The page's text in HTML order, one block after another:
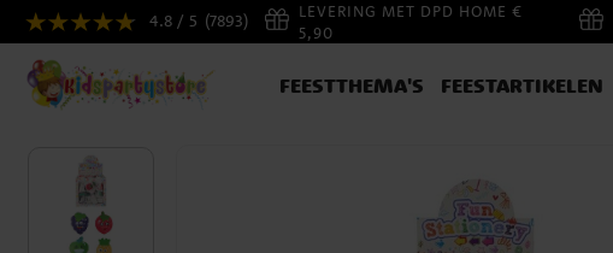
4.8 / 5 (7893)
LEVERING MET DPD HOME €
5,90
FEESTTHEMA'S FEESTARTIKELEN